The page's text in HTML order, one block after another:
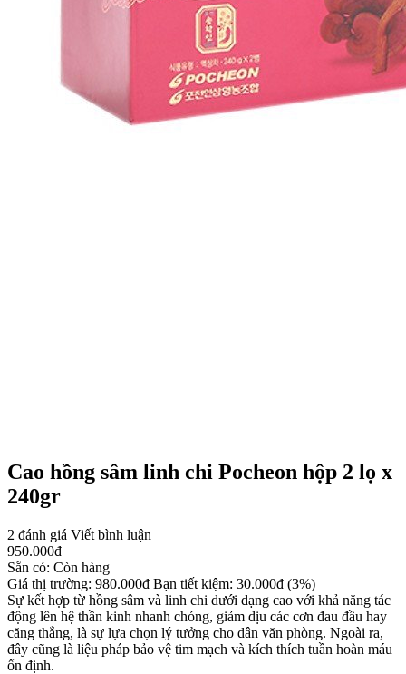
Cao hồng sâm linh chi Pocheon hộp 2 lọ x
240gr
2 đánh giá Viết bình luận
950.000đ
Sẵn có: Còn hàng
Giá thị trường: 980.000đ Bạn tiết kiệm: 30.000đ (3%)
Sự kết hợp từ hồng sâm và linh chi dưới dạng cao với khả năng tác
động lên hệ thần kinh nhanh chóng, giảm dịu các cơn đau đầu hay
căng thẳng, là sự lựa chọn lý tưởng cho dân văn phòng. Ngoài ra,
đây cũng là liệu pháp bảo vệ tim mạch và kích thích tuần hoàn máu
ổn định.